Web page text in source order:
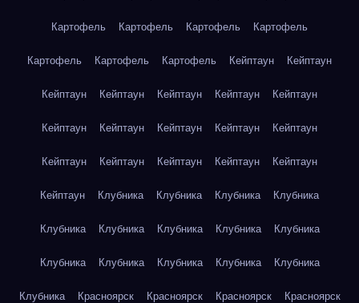
Картофель Картофель Картофель Картофель
Картофель Картофель Картофель Кейптаун Кейптаун
Кейптаун Кейптаун Кейптаун Кейптаун Кейптаун
Кейптаун Кейптаун Кейптаун Кейптаун Кейптаун
Кейптаун Кейптаун Кейптаун Кейптаун Кейптаун
Кейптаун Клубника Клубника Клубника Клубника
Клубника Клубника Клубника Клубника Клубника
Клубника Клубника Клубника Клубника Клубника
Клубника Красноярск Красноярск Красноярск Красноярск